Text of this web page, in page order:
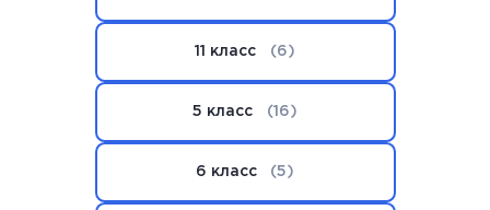
11 класс (6)
5 класс (16)
6 класс (5)